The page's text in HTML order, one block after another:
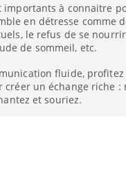
importants à connaitre
en détresse comme
le refus de se
de sommeil, etc.
fluide, profitez
un échange riche :
et souriez.